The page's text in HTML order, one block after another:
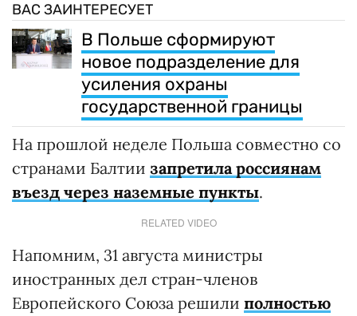
ВАС ЗАИНТЕРЕСУЕТ
В Польше сформируют
новое подразделение для
усиления охраны
государственной границы
На прошлой неделе Польша совместно со
странами Балтии запретила россиянам
въезд через наземные пункты.
RELATED VIDEO
Напомним, 31 августа министры
иностранных дел стран-членов
Европейского Союза решили полностью